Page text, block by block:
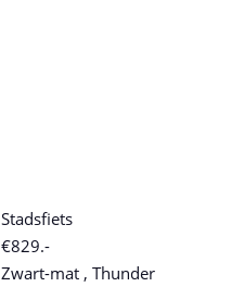
Stadsfiets
€829.-
Zwart-mat , Thunder